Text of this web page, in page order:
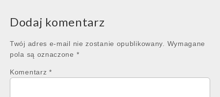
Dodaj komentarz
Twój adres e-mail nie zostanie opublikowany.
Wymagane
pola są oznaczone *
Komentarz *